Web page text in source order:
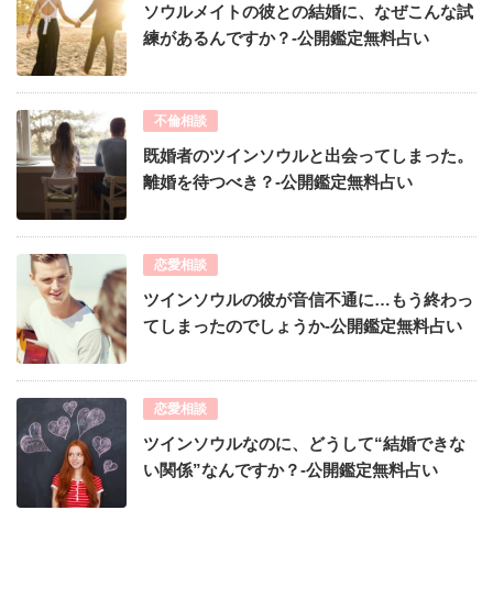
ソウルメイトの彼との結婚に、なぜこんな試
練があるんですか？-公開鑑定無料占い
不倫相談
既婚者のツインソウルと出会ってしまった。
離婚を待つべき？-公開鑑定無料占い
恋愛相談
ツインソウルの彼が音信不通に…もう終わっ
てしまったのでしょうか-公開鑑定無料占い
恋愛相談
ツインソウルなのに、どうして“結婚できな
い関係”なんですか？-公開鑑定無料占い